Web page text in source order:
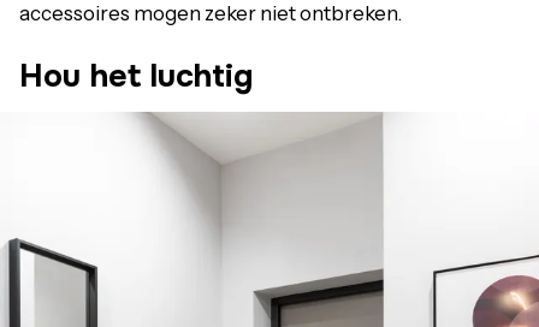
accessoires mogen zeker niet ontbreken.
Hou het luchtig